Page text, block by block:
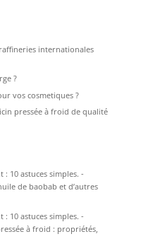
internationales
?
vos cosmetiques ?
pressée à froid de qualité
10 astuces simples. -
de baobab et d’autres
10 astuces simples. -
à froid : propriétés,